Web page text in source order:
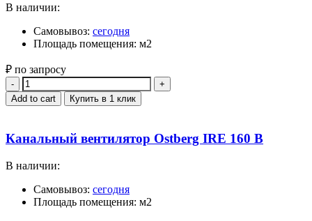
В наличии:
Самовывоз: сегодня
Площадь помещения: м2
₽ по запросу
Quantity
Add to cart Купить в 1 клик
Канальный вентилятор Ostberg IRE 160 B
В наличии:
Самовывоз: сегодня
Площадь помещения: м2